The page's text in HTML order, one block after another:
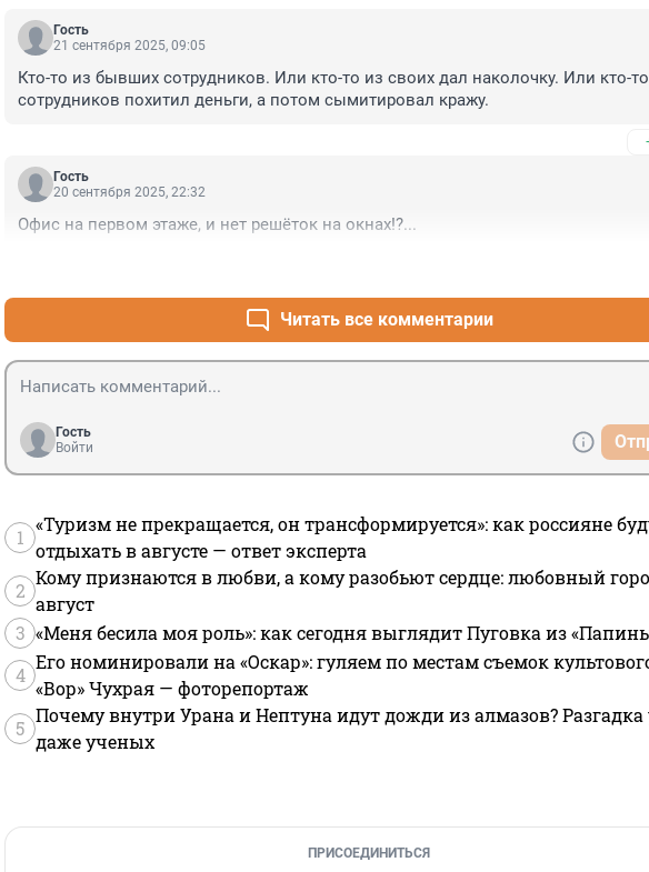
Гость
21 сентября 2025, 09:05
Кто-то из бывших сотрудников. Или кто-то из своих дал наколочку. Или кто-
сотрудников похитил деньги, а потом сымитировал кражу.
Гость
20 сентября 2025, 22:32
Офис на первом этаже, и нет решёток на окнах!?...
Читать все комментарии
Гость
Войти
1
«Туризм не прекращается, он трансформируется»: как россияне
отдыхать в августе — ответ эксперта
2
Кому признаются в любви, а кому разобьют сердце: любовный
август
3 «Меня бесила моя роль»: как сегодня выглядит Пуговка из
4
Его номинировали на «Оскар»: гуляем по местам съемок
«Вор» Чухрая — фоторепортаж
5
Почему внутри Урана и Нептуна идут дожди из алмазов?
даже ученых
ПРИСОЕДИНИТЬСЯ